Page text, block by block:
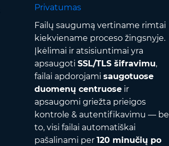
Privatumas
Failų saugumą vertiname rimtai
kiekviename proceso žingsnyje.
Įkėlimai ir atsisiuntimai yra
apsaugoti SSL/TLS šifravimu,
failai apdorojami saugotuose
duomenų centruoseir
apsaugomi griežta prieigos
kontrole & autentifikavimu — be
to, visi failai automatiškai
pašalinami per 120 minučių po